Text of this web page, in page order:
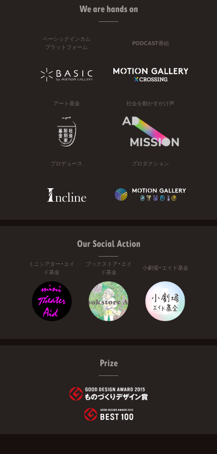
We are hands on
ベーシックインカム
プラットフォーム
PODCAST番組
アート基金 社会を動かすかけ声
プロデュース プロダクション
Our Social Action
ミニシアター・エイ
ド基金
ブックストア・エイ
ド基金
小劇場・エイド基金
Prize